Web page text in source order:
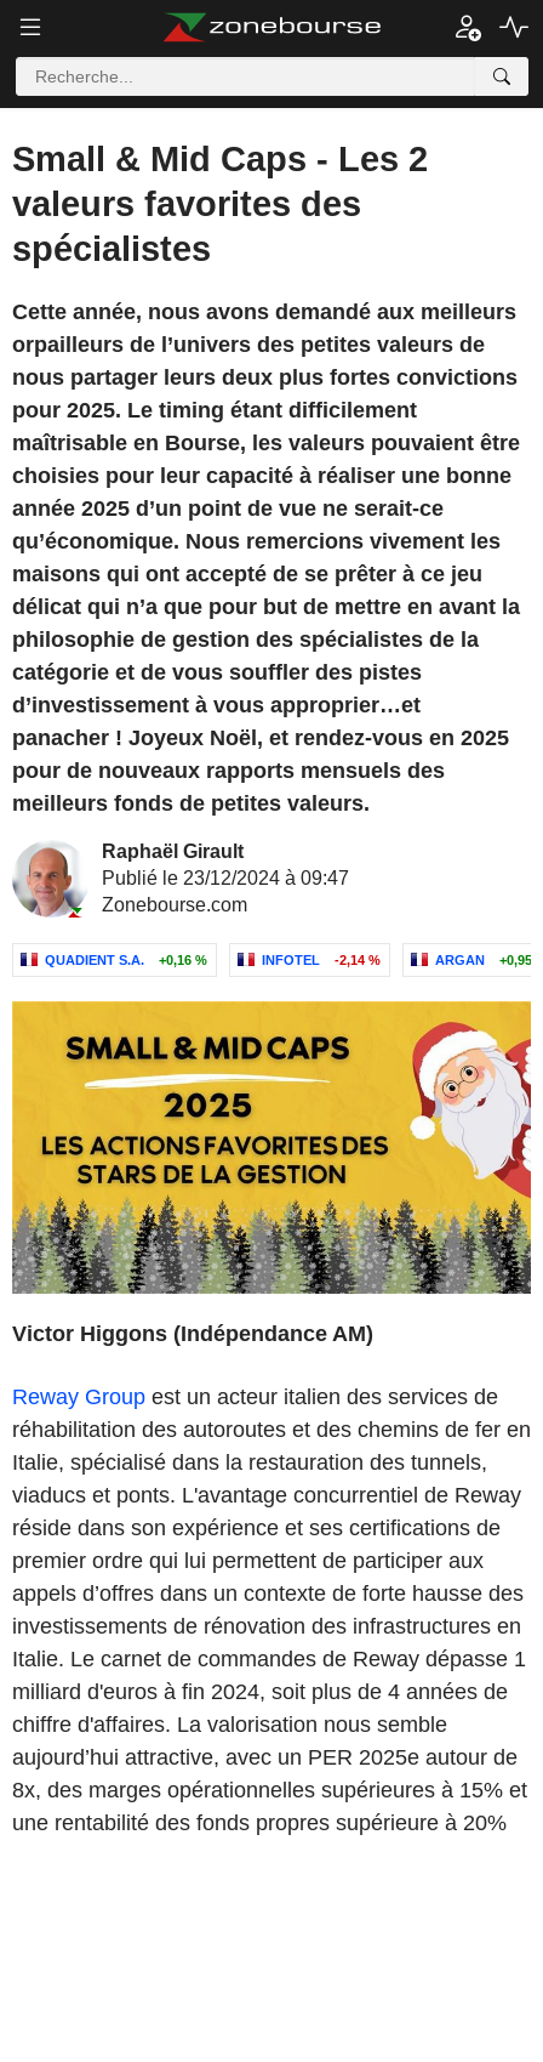
Small & Mid Caps - Les 2
valeurs favorites des
spécialistes
Cette année, nous avons demandé aux meilleurs
orpailleurs de l’univers des petites valeurs de
nous partager leurs deux plus fortes convictions
pour 2025. Le timing étant difficilement
maîtrisable en Bourse, les valeurs pouvaient être
choisies pour leur capacité à réaliser une bonne
année 2025 d’un point de vue ne serait-ce
qu’économique. Nous remercions vivement les
maisons qui ont accepté de se prêter à ce jeu
délicat qui n’a que pour but de mettre en avant la
philosophie de gestion des spécialistes de la
catégorie et de vous souffler des pistes
d’investissement à vous approprier…et
panacher ! Joyeux Noël, et rendez-vous en 2025
pour de nouveaux rapports mensuels des
meilleurs fonds de petites valeurs.
Raphaël Girault
Publié le 23/12/2024 à 09:47
Zonebourse.com
QUADIENT S.A. +0,16 % INFOTEL -2,14 % ARGAN +0,95
Victor Higgons (Indépendance AM)
Reway Group est un acteur italien des services de
réhabilitation des autoroutes et des chemins de fer en
Italie, spécialisé dans la restauration des tunnels,
viaducs et ponts. L'avantage concurrentiel de Reway
réside dans son expérience et ses certifications de
premier ordre qui lui permettent de participer aux
appels d’offres dans un contexte de forte hausse des
investissements de rénovation des infrastructures en
Italie. Le carnet de commandes de Reway dépasse 1
milliard d'euros à fin 2024, soit plus de 4 années de
chiffre d'affaires. La valorisation nous semble
aujourd’hui attractive, avec un PER 2025e autour de
8x, des marges opérationnelles supérieures à 15% et
une rentabilité des fonds propres supérieure à 20%